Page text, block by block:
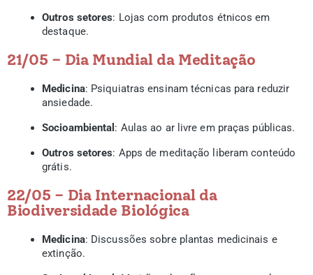
Outros setores: Lojas com produtos étnicos em
destaque.
21/05 – Dia Mundial da Meditação
Medicina: Psiquiatras ensinam técnicas para reduzir
ansiedade.
Socioambiental : Aulas ao ar livre em praças públicas.
Outros setores: Apps de meditação liberam conteúdo
grátis.
22/05 – Dia Internacional da
Biodiversidade Biológica
Medicina: Discussões sobre plantas medicinais e
extinção.